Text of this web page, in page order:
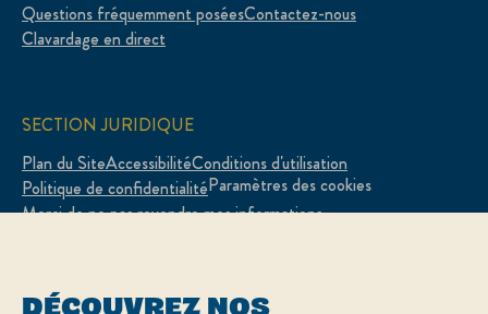
Questions fréquemment poséesContactez-nous
Clavardage en direct
SECTION JURIDIQUE
Plan du SiteAccessibilitéConditions d'utilisation
Politique de confidentialitéParamètres des cookies
Merci de ne pas revendre mes informations
DÉCOUVREZ NOS